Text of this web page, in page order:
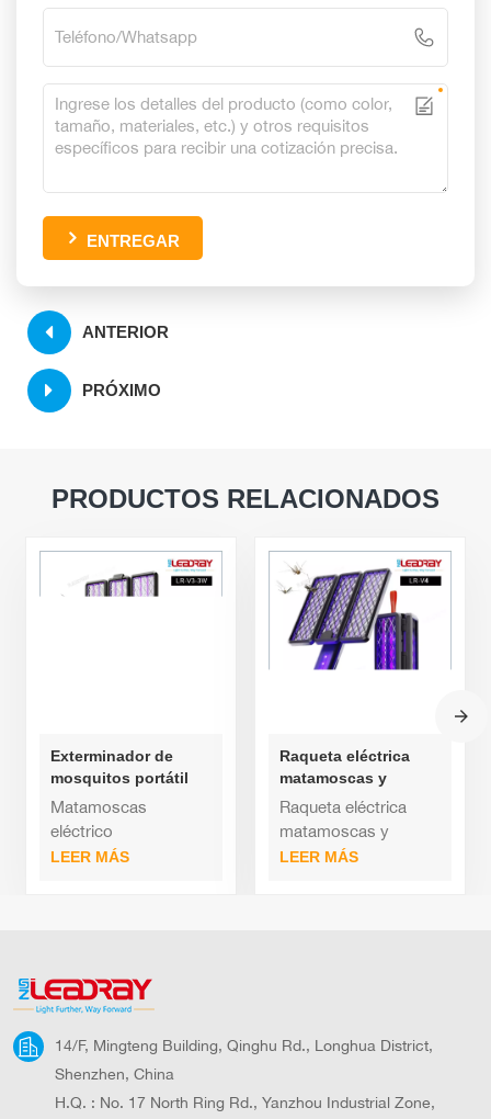
ENTREGAR
ANTERIOR
PRÓXIMO
PRODUCTOS RELACIONADOS
Exterminador de
mosquitos portátil
LEADRAY: Trampa de
luz UV con batería de
en exteriores.
Matamoscas
eléctrico
plegableDiseño ligero
acampar, hacer
picnics y realizar
libre.Interruptor Hall
para un
funcionamiento sin
LEER MÁS
Raqueta eléctrica
matamoscas y
exterminador de
mosquitos
recargable tipo C.
Para uso en
Raqueta eléctrica
matamoscas y
exterminador de
tipo C para uso en
exteriores.Tamaño de
LEER MÁS
14/F, Mingteng Building, Qinghu Rd., Longhua District,
Shenzhen, China
H.Q. : No. 17 North Ring Rd., Yanzhou Industrial Zone,